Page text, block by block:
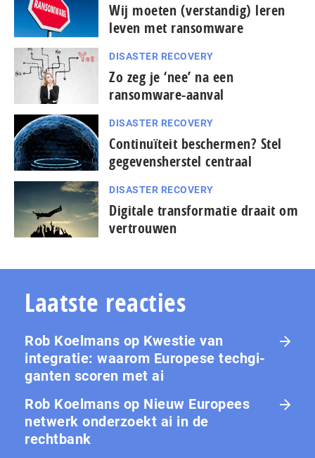
Wij moeten (verstandig) leren
leven met ransomware
DISASTER RECOVERY
Zo zeg je ‘nee’ na een
ransomware-aanval
DISASTER RECOVERY
Continuïteit beschermen? Stel
gegevensherstel centraal
DISASTER RECOVERY
Digitale transformatie draait om
vertrouwen
Laatste reacties
Rob Koelmans op Kwestie van
integratie: waarom Europese tech­gi­
gan­ten scoren met ai
Rob Koelmans op Nieuw Europees
netwerk onderzoekt ai in de
rechtbank